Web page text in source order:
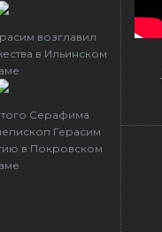
возглавил
в Ильинском
Серафима
Герасим
в Покровском